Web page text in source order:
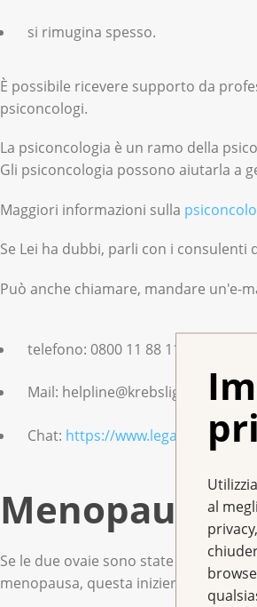
al
si rimugina spesso.
È possibile ricevere supporto da
psiconcologi.
La psiconcologia è un ramo della
Gli psiconcologia possono aiutarla a
Maggiori informazioni sulla
Se Lei ha dubbi, parli con i consulenti
Può anche chiamare, mandare un'e-
telefono: 0800 11 88 11.
Mail: helpline@krebsliga.ch
Chat: https://www.legacancro.ch/
Menopausa
Se le due ovaie sono state rimosse
menopausa, questa inizierà subito